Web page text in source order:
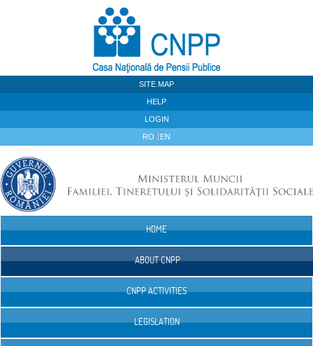
SITE MAP
HELP
LOGIN
RO EN
HOME
ABOUT CNPP
CNPP ACTIVITIES
LEGISLATION